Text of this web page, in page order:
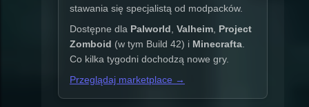
stawania się specjalistą od modpacków.
Dostępne dla Palworld, Valheim, Project
Zomboid (w tym Build 42) i Minecrafta.
Co kilka tygodni dochodzą nowe gry.
Przeglądaj marketplace →